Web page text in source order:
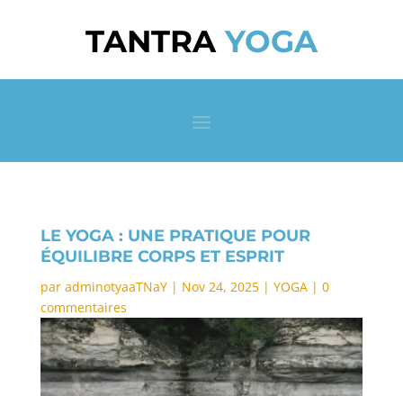
TANTRAYOGA
LE YOGA : UNE PRATIQUE POUR
ÉQUILIBRE CORPS ET ESPRIT
par adminotyaaTNaY| Nov 24, 2025| YOGA| 0
commentaires